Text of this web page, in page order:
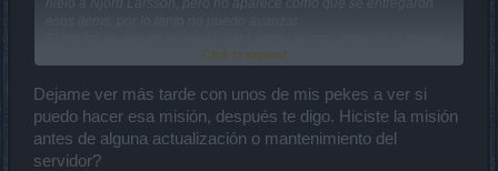
hielo a Njord Larsson, pero no aparece como que se entregaron
Tampoco se puede eliminar la misión para hacerla nuevamente
Alguien puede ayudarme? , por favor.
Personaje: Arthemis74
Click to expand...
Dejame ver más tarde con unos de mis pekes a ver si
puedo hacer esa misión, después te digo. Hiciste la misión
antes de alguna actualización o mantenimiento del
servidor?